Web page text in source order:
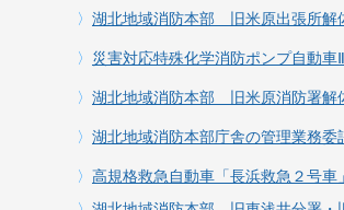
〉 湖北地域消防本部 旧米原出張所解
〉 災害対応特殊化学消防ポンプ自動車
〉 湖北地域消防本部 旧米原消防署解
〉 湖北地域消防本部庁舎の管理業務委
〉 高規格救急自動車「長浜救急２号車」